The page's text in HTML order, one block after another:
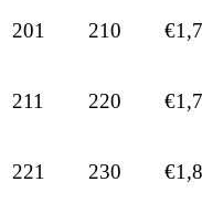
201 210
211 220
221 230